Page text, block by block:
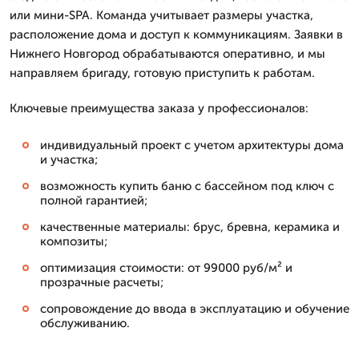
или мини-SPA. Команда учитывает размеры участка,
расположение дома и доступ к коммуникациям. Заявки в
Нижнего Новгород обрабатываются оперативно, и мы
направляем бригаду, готовую приступить к работам.
Ключевые преимущества заказа у профессионалов:
индивидуальный проект с учетом архитектуры дома
и участка;
возможность купить баню с бассейном под ключ с
полной гарантией;
качественные материалы: брус, бревна, керамика и
композиты;
оптимизация стоимости: от 99000 руб/м² и
прозрачные расчеты;
сопровождение до ввода в эксплуатацию и обучение
обслуживанию.